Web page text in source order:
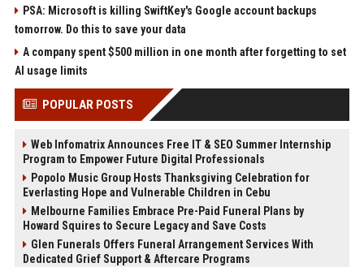
PSA: Microsoft is killing SwiftKey's Google account backups
tomorrow. Do this to save your data
A company spent $500 million in one month after forgetting to set
AI usage limits
POPULAR POSTS
Web Infomatrix Announces Free IT & SEO Summer Internship
Program to Empower Future Digital Professionals
Popolo Music Group Hosts Thanksgiving Celebration for
Everlasting Hope and Vulnerable Children in Cebu
Melbourne Families Embrace Pre-Paid Funeral Plans by
Howard Squires to Secure Legacy and Save Costs
Glen Funerals Offers Funeral Arrangement Services With
Dedicated Grief Support & Aftercare Programs